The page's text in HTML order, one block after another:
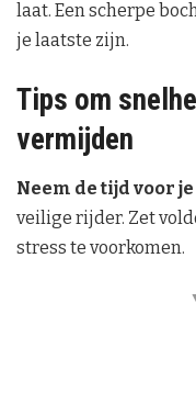
laat. Een scherpe
je laatste zijn.
Tips om
vermijden
Neem de tijd voor
veilige rijder. Zet
stress te voorkomen.